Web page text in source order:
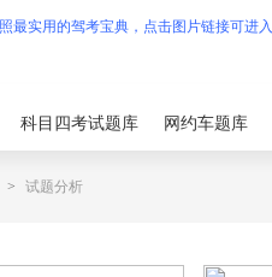
科目四考试题库 网约车题库
> 试题分析